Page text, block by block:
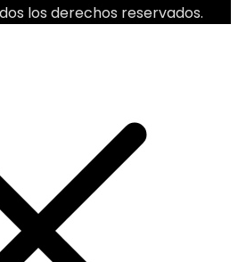
los derechos reservados.